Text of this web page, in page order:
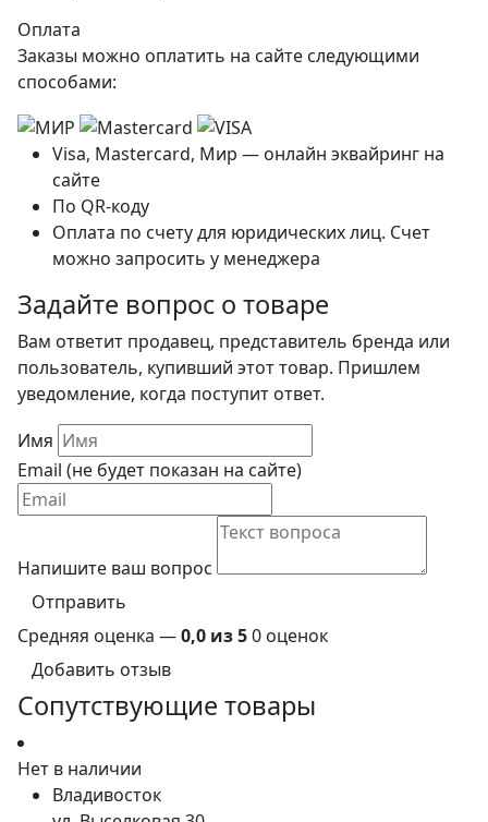
Оплата
Заказы можно оплатить на сайте следующими
способами:
Visa, Mastercard, Мир — онлайн эквайринг на
сайте
По QR-коду
Оплата по счету для юридических лиц. Счет
можно запросить у менеджера
Задайте вопрос о товаре
Вам ответит продавец, представитель бренда или
пользователь, купивший этот товар. Пришлем
уведомление, когда поступит ответ.
Имя
Email (не будет показан на сайте)
Напишите ваш вопрос
Отправить
Средняя оценка —0,0 из 50 оценок
Добавить отзыв
Сопутствующие товары
Нет в наличии
Владивосток